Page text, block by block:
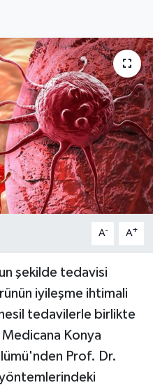
A- A+
şekilde tedavisi
iyileşme ihtimali
tedavilerle birlikte
Medicana Konya
Prof. Dr.